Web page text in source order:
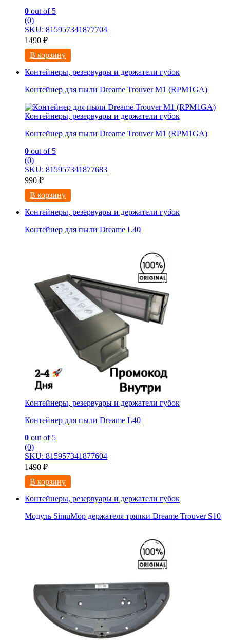
0 out of 5
(0)
SKU: 815957341877704
1490 ₽
В корзину
Контейнеры, резервуары и держатели губок
Контейнер для пыли Dreame Trouver M1 (RPM1GA)
Контейнеры, резервуары и держатели губок
Контейнер для пыли Dreame Trouver M1 (RPM1GA)
0 out of 5
(0)
SKU: 815957341877683
990 ₽
В корзину
Контейнеры, резервуары и держатели губок
Контейнер для пыли Dreame L40
Контейнеры, резервуары и держатели губок
Контейнер для пыли Dreame L40
0 out of 5
(0)
SKU: 815957341877604
1490 ₽
В корзину
Контейнеры, резервуары и держатели губок
Модуль SimuMop держателя тряпки Dreame Trouver S10